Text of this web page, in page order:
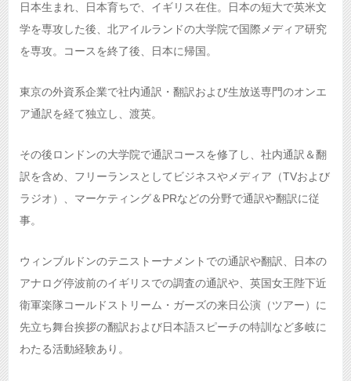
日本生まれ、日本育ちで、イギリス在住。日本の短大で英米文
学を専攻した後、北アイルランドの大学院で国際メディア研究
を専攻。コースを終了後、日本に帰国。
東京の外資系企業で社内通訳・翻訳および生放送専門のオンエ
ア通訳を経て独立し、渡英。
その後ロンドンの大学院で通訳コースを修了し、社内通訳＆翻
訳を含め、フリーランスとしてビジネスやメディア（TVおよび
ラジオ）、マーケティング＆PRなどの分野で通訳や翻訳に従
事。
ウィンブルドンのテニストーナメントでの通訳や翻訳、日本の
アナログ停波前のイギリスでの調査の通訳や、英国女王陛下近
衛軍楽隊コールドストリーム・ガーズの来日公演（ツアー）に
先立ち舞台挨拶の翻訳および日本語スピーチの特訓など多岐に
わたる活動経験あり。